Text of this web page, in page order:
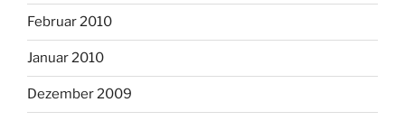
Februar 2010
Januar 2010
Dezember 2009